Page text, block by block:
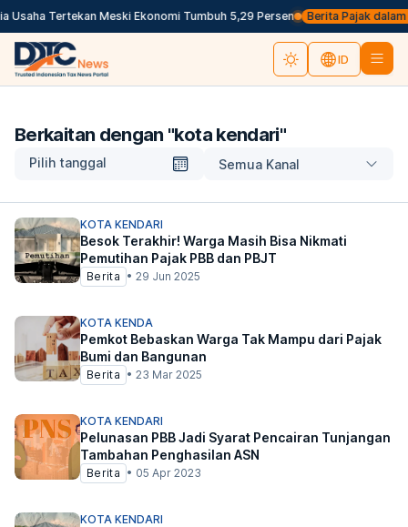
Tertekan Meski Ekonomi Tumbuh 5,29 Persen Berita Pajak dalam
ID
Berkaitan dengan "kota kendari"
Pilih tanggal Semua Kanal
KOTA KENDARI
Besok Terakhir! Warga Masih Bisa Nikmati
Pemutihan Pajak PBB dan PBJT
Berita • 29 Jun 2025
KOTA KENDA
Pemkot Bebaskan Warga Tak Mampu dari Pajak
Bumi dan Bangunan
Berita • 23 Mar 2025
KOTA KENDARI
Pelunasan PBB Jadi Syarat Pencairan Tunjangan
Tambahan Penghasilan ASN
Berita • 05 Apr 2023
KOTA KENDARI